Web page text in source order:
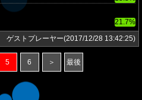
21.7%
ゲストプレーヤー(2017/12/28 13:42:25)
5 6 ＞ 最後